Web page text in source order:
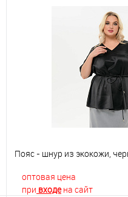
Пояс - шнур из экокожи,
оптовая цена
при входена сайт